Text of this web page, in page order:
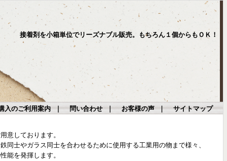
接着剤を小箱単位でリーズナブル販売。もちろん１個からもＯＫ！
入のご利用案内｜ 問い合わせ｜ お客様の声｜ サイトマップ
意しております。
同士やガラス同士を合わせるために使用する工業用の物まで様々、
能を発揮します。